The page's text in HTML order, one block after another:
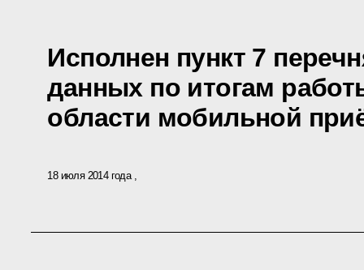
Исполнен пункт 7
данных по итогам
области мобильной
18 июля 2014 года